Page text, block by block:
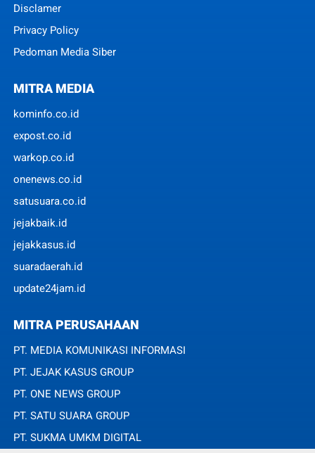
Disclamer
Privacy Policy
Pedoman Media Siber
MITRA MEDIA
kominfo.co.id
expost.co.id
warkop.co.id
onenews.co.id
satusuara.co.id
jejakbaik.id
jejakkasus.id
suaradaerah.id
update24jam.id
MITRA PERUSAHAAN
PT. MEDIA KOMUNIKASI INFORMASI
PT. JEJAK KASUS GROUP
PT. ONE NEWS GROUP
PT. SATU SUARA GROUP
PT. SUKMA UMKM DIGITAL